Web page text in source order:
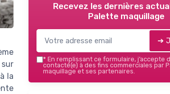
la
Recevez les dernières
Palette maquillage
➔
* En remplissant ce formulaire, j’accepte
contacté(e) à des fins commerciales par
maquillage et ses partenaires.